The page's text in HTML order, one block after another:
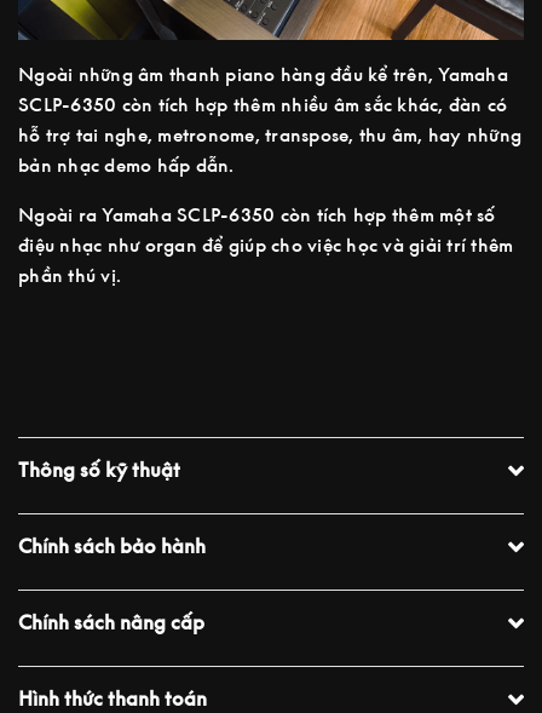
Ngoài những âm thanh piano hàng đầu kể trên, Yamaha
SCLP-6350 còn tích hợp thêm nhiều âm sắc khác, đàn có
hỗ trợ tai nghe, metronome, transpose, thu âm, hay những
bản nhạc demo hấp dẫn.
Ngoài ra Yamaha SCLP-6350 còn tích hợp thêm một số
điệu nhạc như organ để giúp cho việc học và giải trí thêm
phần thú vị.
Thông số kỹ thuật
Chính sách bảo hành
Chính sách nâng cấp
Hình thức thanh toán